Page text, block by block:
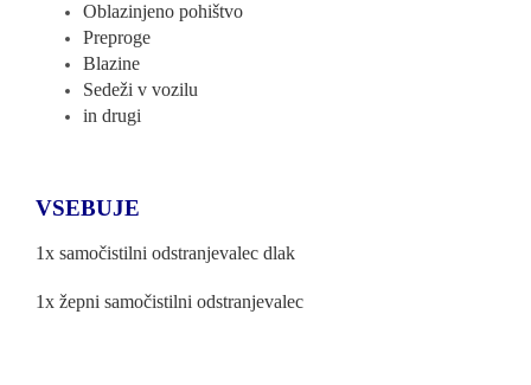
Oblazinjeno pohištvo
Preproge
Blazine
Sedeži v vozilu
in drugi
VSEBUJE
1x samočistilni odstranjevalec dlak
1x žepni samočistilni odstranjevalec